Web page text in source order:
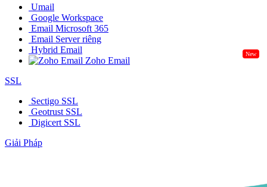
Umail
Google Workspace
Email Microsoft 365
Email Server riêng
Hybrid Email
New
Zoho Email
SSL
Sectigo SSL
Geotrust SSL
Digicert SSL
Giải Pháp